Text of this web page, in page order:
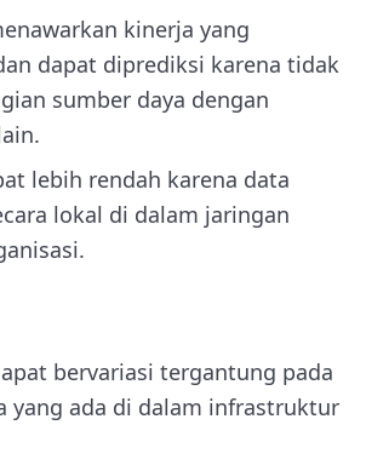
kinerja yang
dapat diprediksi karena tidak
sumber daya dengan
lebih rendah karena data
lokal di dalam jaringan
bervariasi tergantung pada
yang ada di dalam infrastruktur